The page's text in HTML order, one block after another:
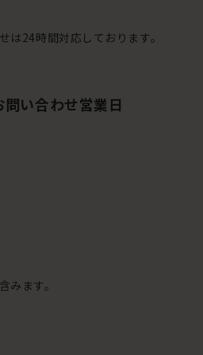
24時間対応しております。
い合わせ営業日
ます。